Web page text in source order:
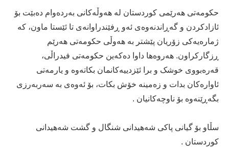
حکومەتی هەرێمی کوردستان لە هەوڵەکانی بەردەوام دەبێت بۆ
ئازادکردن و گەڕاندنەوەی ئەو ڕفێندراوانەی تا ئێستا ماون، کە
ژمارەیەکی زۆریان پێشتر بە هەوڵی حکومەتی هەرێم
ڕزگارکراون. هەروەها داوا دەکەین حکومەتی فیدراڵی،
قەرەبووی خوشک و برا ئێزدییەکانمان بکاتەوە و یارمەتی
ئاوارەکان بدات و زەمینە خۆش بکات، بۆ ئەوەی بە سەربەرزی
بگەڕێنەوە بۆ ناوچەکانیان .
سڵاو بۆ گیانی پاکی شەهیدانی شنگال و گشت شەهیدانی
کوردستان .